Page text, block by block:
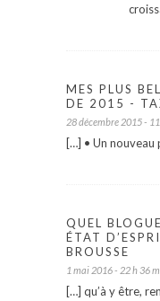
MES PLUS
DE 2015 -
28 décembre 2015 -
[…] • Un
QUEL
ÉTAT
BROUSSE
1 mai 2016 - 22 h 36
[…] qu’à y être,